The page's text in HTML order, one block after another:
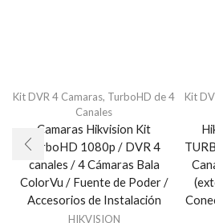
Kit DVR 4 Camaras, TurboHD de 4
Canales
Camaras Hikvision Kit
TurboHD 1080p / DVR 4
canales / 4 Cámaras Bala
ColorVu / Fuente de Poder /
Accesorios de Instalación
HIKVISION
Kit